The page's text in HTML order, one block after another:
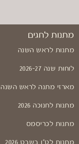
מתנות לחגים
מתנות לראש השנה
לוחות שנה 2026-27
מארזי מתנה לראש השנה
מתנות לחנוכה 2026
מתנות לכריסמס
מתנות לט"ו בשבט 2026